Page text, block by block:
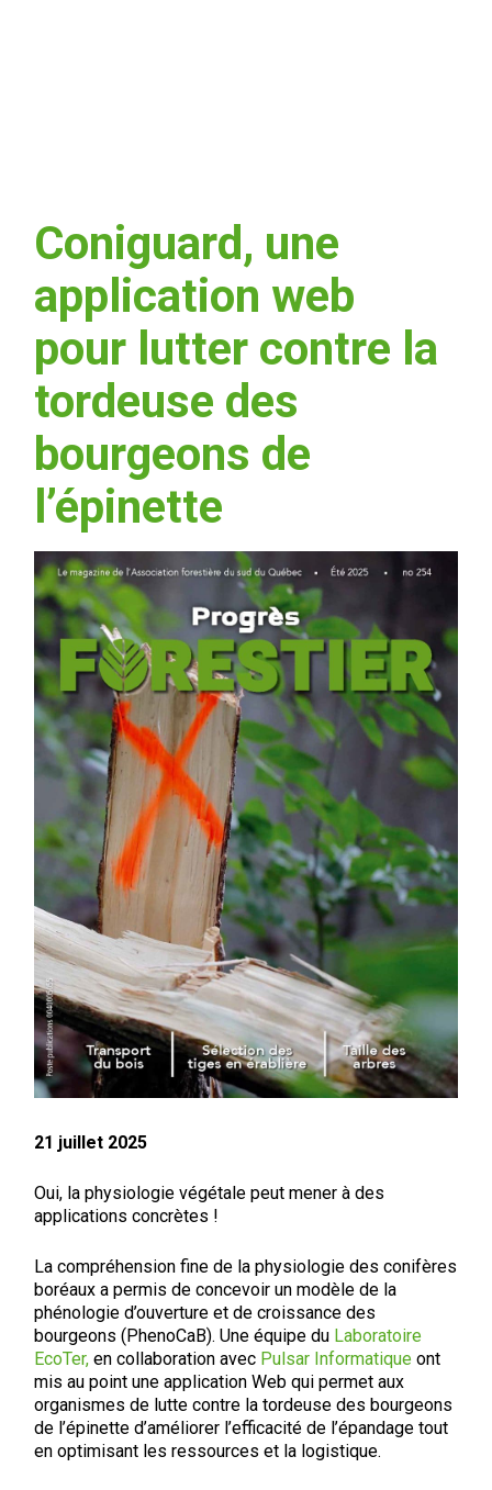
Coniguard, une
application web
pour lutter contre la
tordeuse des
bourgeons de
l’épinette
21 juillet 2025
Oui, la physiologie végétale peut mener à des
applications concrètes !
La compréhension fine de la physiologie des conifères
boréaux a permis de concevoir un modèle de la
phénologie d’ouverture et de croissance des
bourgeons (PhenoCaB). Une équipe du Laboratoire
EcoTer, en collaboration avec Pulsar Informatique ont
mis au point une application Web qui permet aux
organismes de lutte contre la tordeuse des bourgeons
de l’épinette d’améliorer l’efficacité de l’épandage tout
en optimisant les ressources et la logistique.